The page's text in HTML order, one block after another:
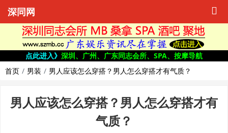
深同网
点此进入》 深圳、广州、广东同志会所、SPA、按摩导航
首页
男装 男人应该怎么穿搭？男人怎么穿搭才有气质？
男人应该怎么穿搭？男人怎么穿搭才有
气质？